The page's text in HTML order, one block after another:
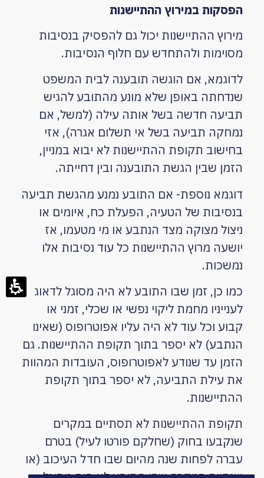
הפסקות במירוץ ההתיישנות
מירוץ ההתיישנות יכול גם להפסיק בנסיבות
מסוימות ולהתחדש עם חלוף הנסיבות.
לדוגמא, אם הוגשה תובענה לבית המשפט
שנדחתה באופן שלא מונע מהתובע להגיש
תביעה חדשה בשל אותה עילה (למשל, אם
נמחקה תביעה בשל אי תשלום אגרה), אזי
בחישוב תקופת ההתיישנות לא יבוא במניין,
הזמן שבין הגשת התובענה ובין דחייתה.
דוגמא נוספת- אם התובע נמנע מהגשת תביעה
בנסיבות של הטעיה, הפעלת כח, איומים או
ניצול מצוקה מצד הנתבע או מי מטעמו, אז
יושעה מרוץ ההתיישנות כל עוד נסיבות אלו
נמשכות.
כמו כן, זמן שבו התובע לא היה מסוגל לדאוג
לענייניו מחמת ליקוי נפשי או שכלי, זמני או
קבוע וכל עוד לא היה עליו אפוטרופוס (שאינו
הנתבע) לא יספר בתוך תקופת ההתיישנות. גם
הזמן עד שנודע לאפוטרופוס, העובדות המהוות
את עילת התביעה, לא יספר בתוך תקופת
ההתיישנות.
תקופת ההתיישנות לא תסתיים במקרים
שנקבעו בחוק (שחלקם פורטו לעיל) בטרם
עברה לפחות שנה מהיום שבו חדל העיכוב (או